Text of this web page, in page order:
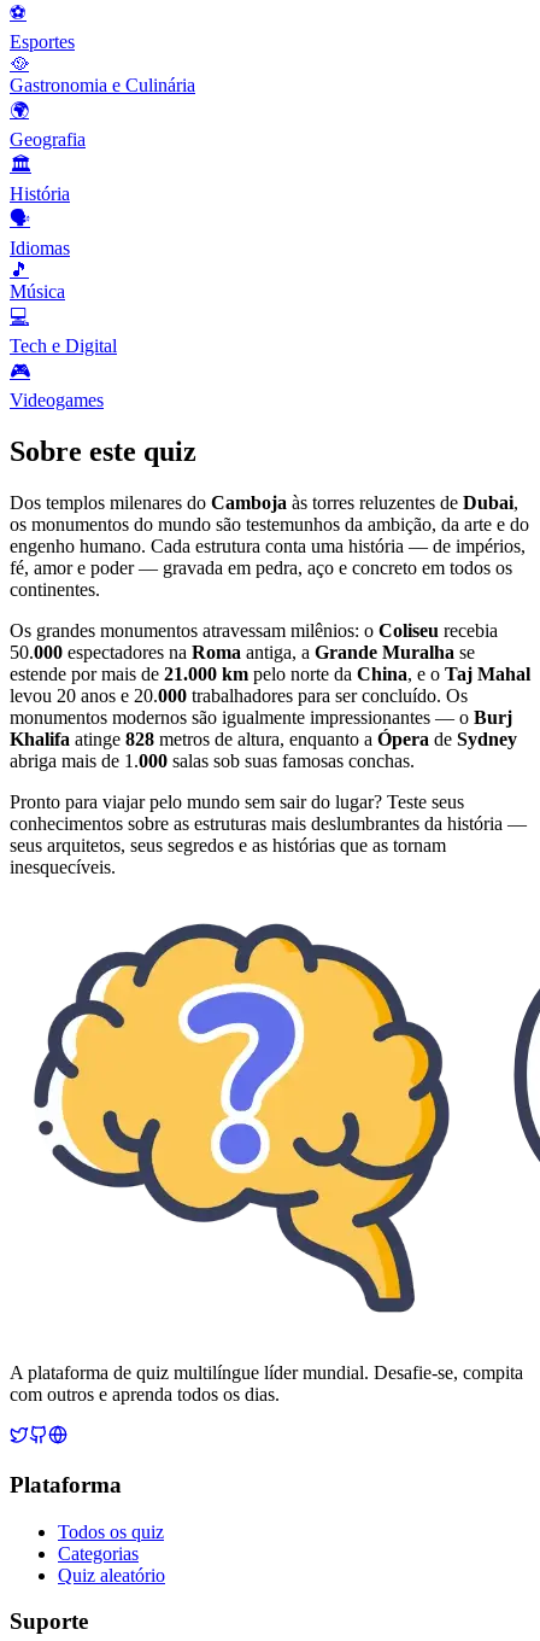
⚽
Esportes
🥘
Gastronomia e Culinária
🌍
Geografia
🏛️
História
🗣️
Idiomas
🎵
Música
💻
Tech e Digital
🎮
Videogames
Sobre este quiz
Dos templos milenares do Camboja às torres reluzentes de Dubai,
os monumentos do mundo são testemunhos da ambição, da arte e do
engenho humano. Cada estrutura conta uma história — de impérios,
fé, amor e poder — gravada em pedra, aço e concreto em todos os
continentes.
Os grandes monumentos atravessam milênios: o Coliseu recebia
50.000 espectadores na Roma antiga, a Grande Muralha se
estende por mais de 21.000 km pelo norte da China, e o Taj Mahal
levou 20 anos e 20.000 trabalhadores para ser concluído. Os
monumentos modernos são igualmente impressionantes — o Burj
Khalifa atinge 828 metros de altura, enquanto a Ópera de Sydney
abriga mais de 1.000 salas sob suas famosas conchas.
Pronto para viajar pelo mundo sem sair do lugar? Teste seus
conhecimentos sobre as estruturas mais deslumbrantes da história —
seus arquitetos, seus segredos e as histórias que as tornam
inesquecíveis.
A plataforma de quiz multilíngue líder mundial. Desafie-se, compita
com outros e aprenda todos os dias.
Plataforma
Todos os quiz
Categorias
Quiz aleatório
Suporte